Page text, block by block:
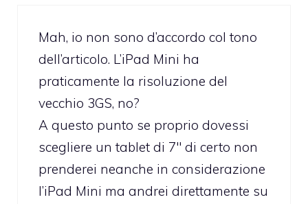
Mah, io non sono d’accordo col tono
dell’articolo. L’iPad Mini ha
praticamente la risoluzione del
vecchio 3GS, no?
A questo punto se proprio dovessi
scegliere un tablet di 7″ di certo non
prenderei neanche in considerazione
l’iPad Mini ma andrei direttamente su